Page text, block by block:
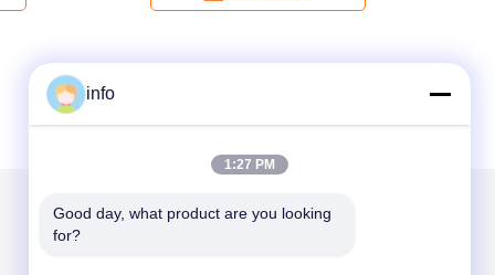
Mail nous
info
1:27 PM
Good day, what product are you looking
for?